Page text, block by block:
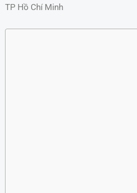
TP Hồ Chí Minh